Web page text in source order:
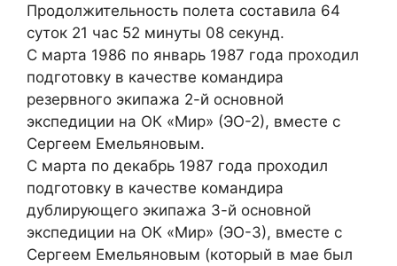
Продолжительность полета составила 64
суток 21 час 52 минуты 08 секунд.
С марта 1986 по январь 1987 года проходил
подготовку в качестве командира
резервного экипажа 2-й основной
экспедиции на ОК «Мир» (ЭО-2), вместе с
Сергеем Емельяновым.
С марта по декабрь 1987 года проходил
подготовку в качестве командира
дублирующего экипажа 3-й основной
экспедиции на ОК «Мир» (ЭО-3), вместе с
Сергеем Емельяновым (который в мае был